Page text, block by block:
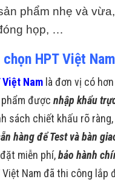
phẩm nhẹ và
họp, …
HPT Việt
Việt Nam là đơn vị có hơn
được nhập khẩu
sách chiết khấu rõ
hàng để Test và bàn
miễn phí,bảo hành
Việt Nam đã thi công